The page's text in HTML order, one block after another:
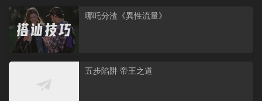
哪吒分渣《異性流量》
五步陷阱 帝王之道